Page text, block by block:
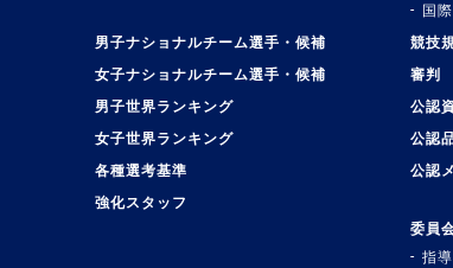
男子ナショナルチーム選手・候補
女子ナショナルチーム選手・候補
男子世界ランキング
女子世界ランキング
各種選考基準
強化スタッフ
国
競技
審判
公認
公認
公認
委員
指